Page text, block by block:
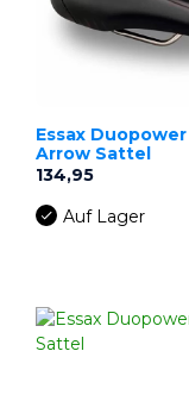
Essax Duopower
Arrow Sattel
Preis
134,95
Auf Lager